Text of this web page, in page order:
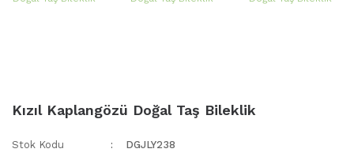
Kızıl Kaplangözü Doğal Taş Bileklik
Stok Kodu DGJLY238